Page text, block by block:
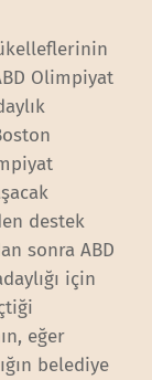
Olimpiyat
destek
sonra ABD
için
eğer
belediye